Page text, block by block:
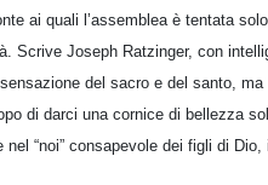
ai quali l’assemblea è tentata
Scrive Joseph Ratzinger, con
del sacro e del santo,
di darci una cornice di bellezza
“noi” consapevole dei figli di Dio,